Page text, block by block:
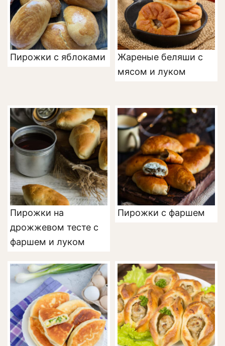
Пирожки с яблоками
Жареные беляши с
мясом и луком
Пирожки на
дрожжевом тесте с
фаршем и луком
Пирожки с фаршем